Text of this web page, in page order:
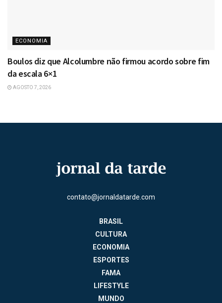
ECONOMIA
Boulos diz que Alcolumbre não firmou acordo sobre fim
da escala 6×1
AGOSTO 7, 2026
contato@jornaldatarde.com
BRASIL
CULTURA
ECONOMIA
ESPORTES
FAMA
LIFESTYLE
MUNDO